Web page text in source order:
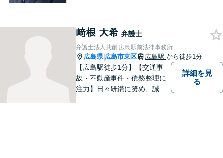
の「平和」が実現できるよ
う、依頼者一人ひとりに寄り
添い、解決へ導きます。
﨑根 大希 弁護士
弁護士法人共創 広島駅前法律事務所
広島県|広島市東区 広島駅 から徒歩1分
【広島駅徒歩1分】【交通事
故・不動産事件・債務整理に
注力】日々研鑽に努め、誠実
詳細を見
る